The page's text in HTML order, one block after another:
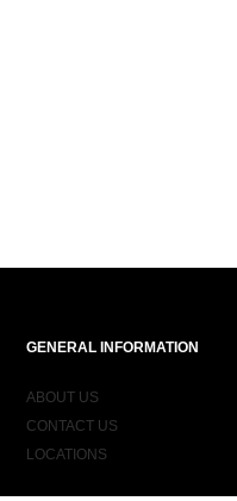
GENERAL INFORMATION
ABOUT US
CONTACT US
LOCATIONS